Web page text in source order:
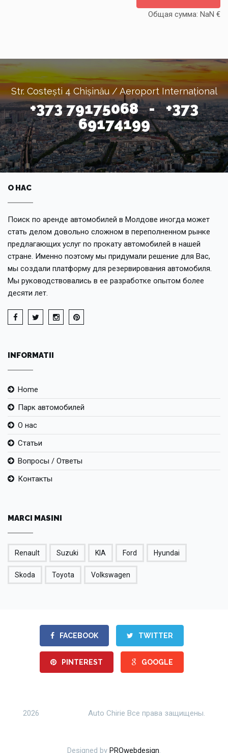
Общая сумма: NaN €
Str. Costești 4 Chișinău / Aeroport Internațional
+373 79175068 - +373
69174199
О НАС
Поиск по аренде автомобилей в Молдове иногда может
стать делом довольно сложном в переполненном рынке
предлагающих услуг по прокату автомобилей в нашей
стране. Именно поэтому мы придумали решение для Вас,
мы создали платформу для резервирования автомобиля.
Мы руководствовались в ее разработке опытом более
десяти лет.
INFORMATII
Home
Парк автомобилей
О нас
Статьи
Вопросы / Ответы
Контакты
MARCI MASINI
Renault Suzuki KIA Ford Hyundai
Skoda Toyota Volkswagen
FACEBOOK TWITTER
PINTEREST GOOGLE
2026 Auto Chirie Все права защищены.
Designed by PROwebdesign.